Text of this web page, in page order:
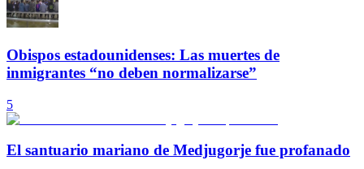
Obispos estadounidenses: Las muertes de
inmigrantes “no deben normalizarse”
5
El santuario mariano de Medjugorje fue profanado